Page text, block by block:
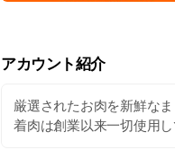
アカウント紹介
厳選されたお肉を新鮮な
着肉は創業以来一切使用し